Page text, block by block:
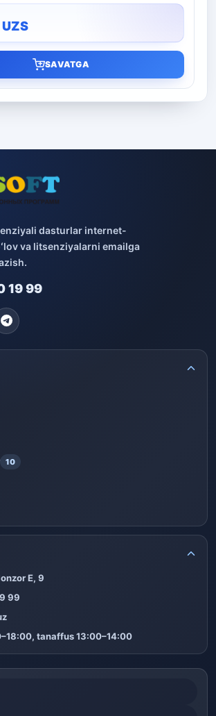
UZS
SAVATGA
dasturlar internet-
va litsenziyalarni emailga
19 99
10
E, 9
99
tanaffus 13:00–14:00